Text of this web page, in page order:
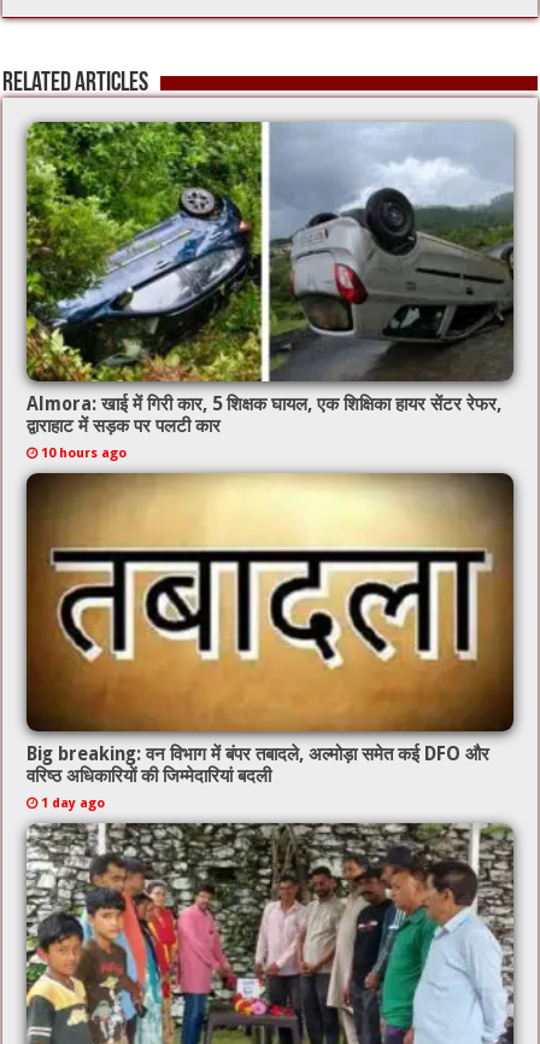
e
b
o
o
k
tt
er
ai
l
at
sA
p
p
Related Articles
Almora: खाई में गिरी कार, 5 शिक्षक घायल, एक शिक्षिका हायर सेंटर रेफर,
द्वाराहाट में सड़क पर पलटी कार
10 hours ago
Big breaking: वन विभाग में बंपर तबादले, अल्मोड़ा समेत कई DFO और
वरिष्ठ अधिकारियों की जिम्मेदारियां बदली
1 day ago